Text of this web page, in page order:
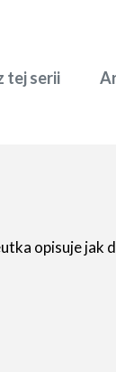
tej serii
opisuje jak